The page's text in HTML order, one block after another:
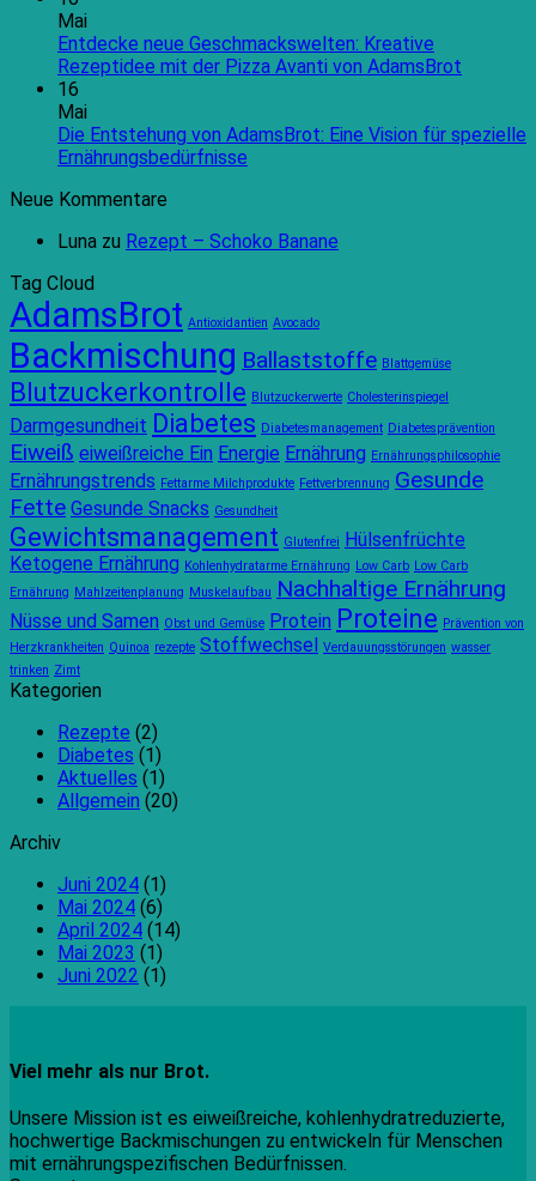
Verfassung
beeinflussen
Wie
lange
sich
die
Tage-
Regel
Mai
Entdecke neue Geschmackswelten: Kreative
Rezeptidee mit der Pizza Avanti von AdamsBrot
16
Mai
Die Entstehung von AdamsBrot: Eine Vision für spezielle
Ernährungsbedürfnisse
Entstehung
Eine
Vision
für
Ernährungsbedürfnisse
Neue Kommentare
Luna zu Rezept – Schoko Banane
Tag Cloud
AdamsBrot Antioxidantien Avocado
Backmischung Ballaststoffe Blattgemüse
Blutzuckerkontrolle Blutzuckerwerte Cholesterinspiegel
Darmgesundheit Diabetes Diabetesmanagement Diabetesprävention
Eiweiß eiweißreiche Ein Energie Ernährung Ernährungsphilosophie
Ernährungstrends Fettarme Milchprodukte Fettverbrennung Gesunde
Fette Gesunde Snacks Gesundheit
Gewichtsmanagement Glutenfrei Hülsenfrüchte
Ketogene Ernährung Kohlenhydratarme Ernährung Low Carb Low Carb
Ernährung Mahlzeitenplanung Muskelaufbau Nachhaltige Ernährung
Nüsse und Samen Obst und Gemüse Protein Proteine Prävention von
Herzkrankheiten Quinoa rezepte Stoffwechsel Verdauungsstörungen wasser
trinken Zimt
Kategorien
Rezepte (2)
Diabetes (1)
Aktuelles (1)
Allgemein (20)
Archiv
Juni 2024 (1)
Mai 2024 (6)
April 2024 (14)
Mai 2023 (1)
Juni 2022 (1)
Viel mehr als nur Brot.
Unsere Mission ist es eiweißreiche, kohlenhydratreduzierte,
hochwertige Backmischungen zu entwickeln für Menschen
mit ernährungspezifischen Bedürfnissen.